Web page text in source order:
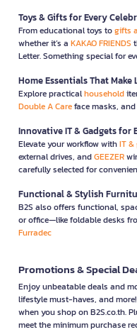
Toys & Gifts for Every
From educational toys togifts
whether it’s a KAKAO FRIENDS
Letter. Something special for
Home Essentials That Make
Explore practicalhousehold
Double A Careface masks,
Innovative IT & Gadgets for
Elevate your workflow withIT &
external drives, andGEEZER
carefully selected for
Functional & Stylish
B2S also offers functional,
or office—like foldable desks
Furradec
Promotions & Special
Enjoy unbeatable deals and
lifestyle must-haves, and
when you shop on B2S.co.th.
meet the minimum purchase